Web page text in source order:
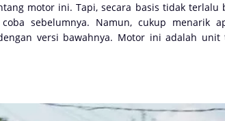
motor ini. Tapi, secara basis tidak terlalu
sebelumnya. Namun, cukup menarik
versi bawahnya. Motor ini adalah unit